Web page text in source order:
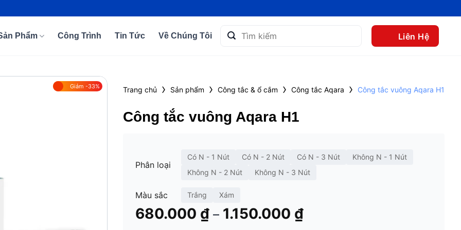
Phẩm Công Trình Tin Tức Về Chúng Tôi
Tìm
kiếm:
Liên Hệ
Giảm -33% Trang chủ › Sản phẩm › Công tắc & ổ cắm › Công tắc Aqara › Công tắc vuông Aqara H1
Công tắc vuông Aqara H1
Phân loại
Có N - 1 Nút Có N - 2 Nút Có N - 3 Nút
Không N - 1 Nút
Không N - 2 Nút
Không N - 3 Nút
Màu sắc Trắng Xám
680.000 ₫ – 1.150.000 ₫Khoảng